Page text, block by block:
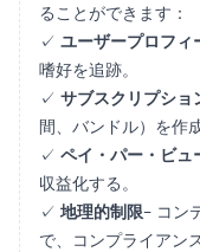
ることができます：
✓ ユーザープロフィ
嗜好を追跡。
✓ サブスクリプショ
間、バンドル）を作
✓ ペイ・パー・ビュ
収益化する。
✓ 地理的制限- コン
で、コンプライアン